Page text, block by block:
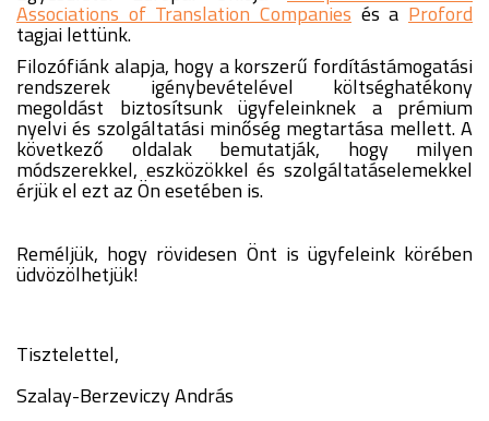
Associations of Translation Companies és a Proford
tagjai lettünk.
Filozófiánk alapja, hogy a korszerű fordítástámogatási
rendszerek igénybevételével költséghatékony
megoldást biztosítsunk ügyfeleinknek a prémium
nyelvi és szolgáltatási minőség megtartása mellett. A
következő oldalak bemutatják, hogy milyen
módszerekkel, eszközökkel és szolgáltatáselemekkel
érjük el ezt az Ön esetében is.
Reméljük, hogy rövidesen Önt is ügyfeleink körében
üdvözölhetjük!
Tisztelettel,
Szalay-Berzeviczy András